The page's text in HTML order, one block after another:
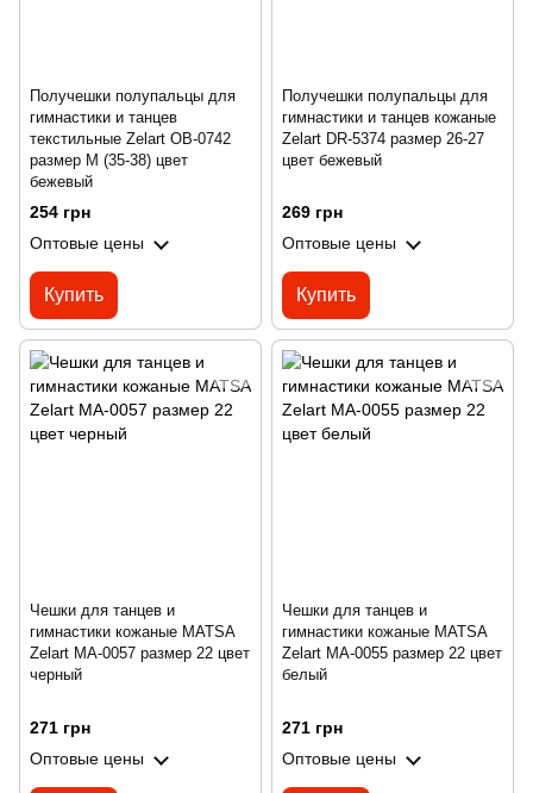
Получешки полупальцы для
гимнастики и танцев
текстильные Zelart OB-0742
размер M (35-38) цвет
бежевый
254 грн
Оптовые цены
Купить
Получешки полупальцы для
гимнастики и танцев кожаные
Zelart DR-5374 размер 26-27
цвет бежевый
269 грн
Оптовые цены
Купить
Чешки для танцев и
гимнастики кожаные MATSA
Zelart MA-0057 размер 22 цвет
черный
271 грн
Оптовые цены
Чешки для танцев и
гимнастики кожаные MATSA
Zelart MA-0055 размер 22 цвет
белый
271 грн
Оптовые цены